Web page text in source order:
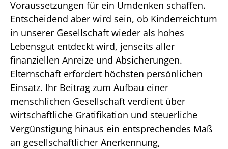
Voraussetzungen für ein Umdenken schaffen.
Entscheidend aber wird sein, ob Kinderreichtum
in unserer Gesellschaft wieder als hohes
Lebensgut entdeckt wird, jenseits aller
finanziellen Anreize und Absicherungen.
Elternschaft erfordert höchsten persönlichen
Einsatz. Ihr Beitrag zum Aufbau einer
menschlichen Gesellschaft verdient über
wirtschaftliche Gratifikation und steuerliche
Vergünstigung hinaus ein entsprechendes Maß
an gesellschaftlicher Anerkennung,